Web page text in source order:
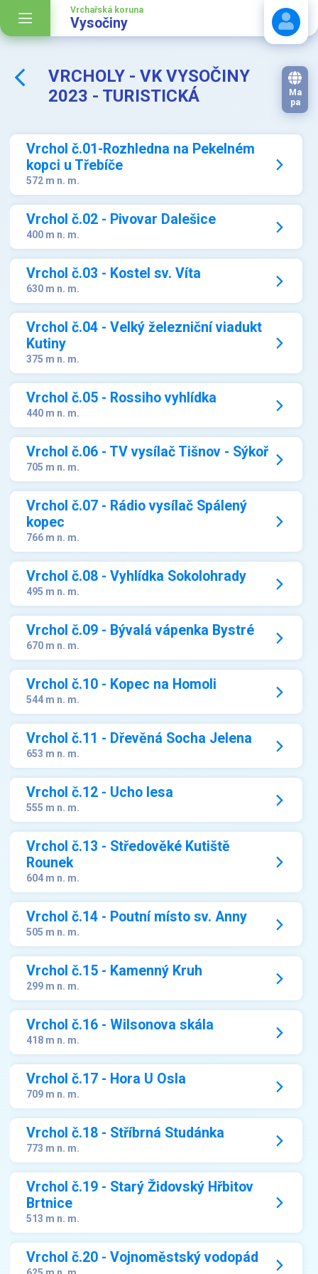
Vrchařská koruna
Vysočiny
Stáhnout návod
VRCHOLY - VK VYSOČINY
2023 - TURISTICKÁ
Ma
pa
Vrchol č.01-Rozhledna na Pekelném
kopci u Třebíče
572 m n. m.
Vrchol č.02 - Pivovar Dalešice
400 m n. m.
Vrchol č.03 - Kostel sv. Víta
630 m n. m.
Vrchol č.04 - Velký železniční viadukt
Kutiny
375 m n. m.
Vrchol č.05 - Rossiho vyhlídka
440 m n. m.
Vrchol č.06 - TV vysílač Tišnov - Sýkoř
705 m n. m.
Vrchol č.07 - Rádio vysílač Spálený
kopec
766 m n. m.
Vrchol č.08 - Vyhlídka Sokolohrady
495 m n. m.
Vrchol č.09 - Bývalá vápenka Bystré
670 m n. m.
Vrchol č.10 - Kopec na Homoli
544 m n. m.
Vrchol č.11 - Dřevěná Socha Jelena
653 m n. m.
Vrchol č.12 - Ucho lesa
555 m n. m.
Vrchol č.13 - Středověké Kutiště
Rounek
604 m n. m.
Vrchol č.14 - Poutní místo sv. Anny
505 m n. m.
Vrchol č.15 - Kamenný Kruh
299 m n. m.
Vrchol č.16 - Wilsonova skála
418 m n. m.
Vrchol č.17 - Hora U Osla
709 m n. m.
Vrchol č.18 - Stříbrná Studánka
773 m n. m.
Vrchol č.19 - Starý Židovský Hřbitov
Brtnice
513 m n. m.
Vrchol č.20 - Vojnoměstský vodopád